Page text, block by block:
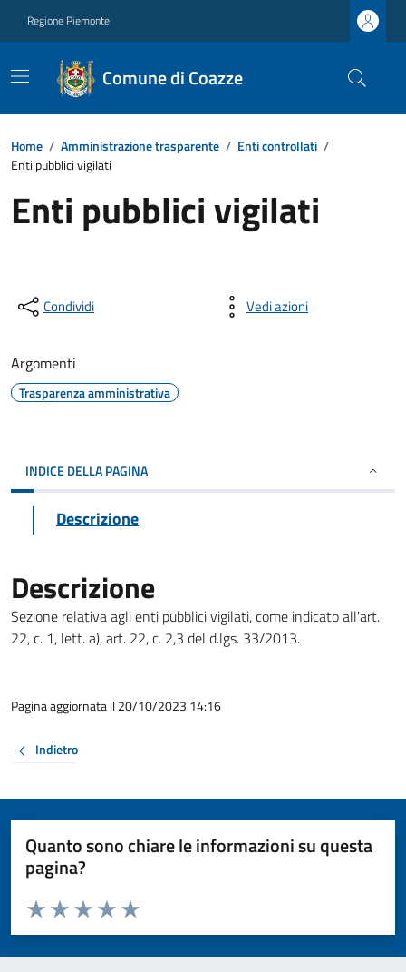
Regione Piemonte
Comune di Coazze
Home / Amministrazione trasparente / Enti controllati /
Enti pubblici vigilati
Enti pubblici vigilati
Condividi Vedi azioni
Argomenti
Trasparenza amministrativa
INDICE DELLA PAGINA
Descrizione
Descrizione
Sezione relativa agli enti pubblici vigilati, come indicato all'art.
22, c. 1, lett. a), art. 22, c. 2,3 del d.lgs. 33/2013.
Pagina aggiornata il 20/10/2023 14:16
Indietro
Quanto sono chiare le informazioni su questa
pagina?
Valuta da 1 a 5 stelle la pagina
Valuta 5 stelle su 5
Valuta 4 stelle su 5
Valuta 3 stelle su 5
Valuta 2 stelle su 5
Valuta 1 stelle su 5